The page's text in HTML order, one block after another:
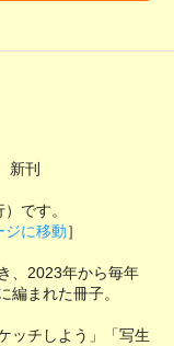
刊
です。
ジに移動］
、2023年から毎年
編まれた冊子。
ッチしよう」「写生